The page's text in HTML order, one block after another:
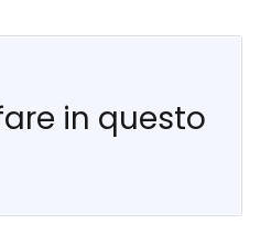
in questo